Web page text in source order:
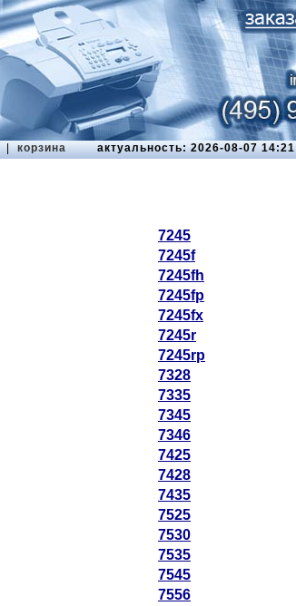
| корзина актуальность: 2026-08-07 14:21
7245
7245f
7245fh
7245fp
7245fx
7245r
7245rp
7328
7335
7345
7346
7425
7428
7435
7525
7530
7535
7545
7556